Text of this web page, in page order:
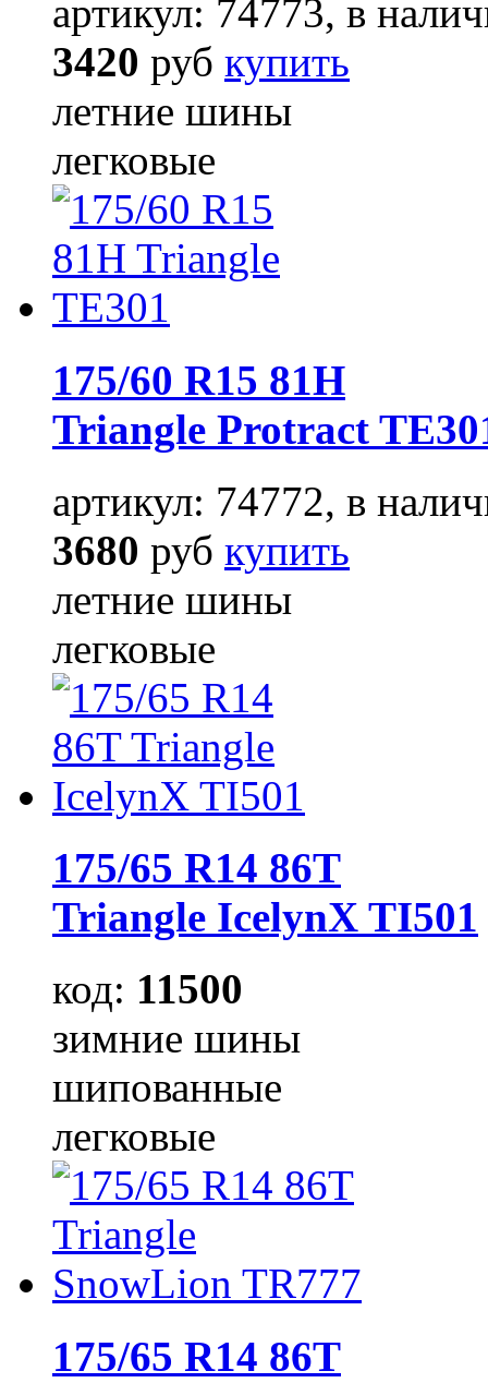
артикул: 74773, в
3420 руб купить
летние шины
легковые
175/60 R15 81H
Triangle Protract
артикул: 74772, в
3680 руб купить
летние шины
легковые
175/65 R14 86T
Triangle IcelynX TI501
код: 11500
зимние шины
шипованные
легковые
175/65 R14 86T